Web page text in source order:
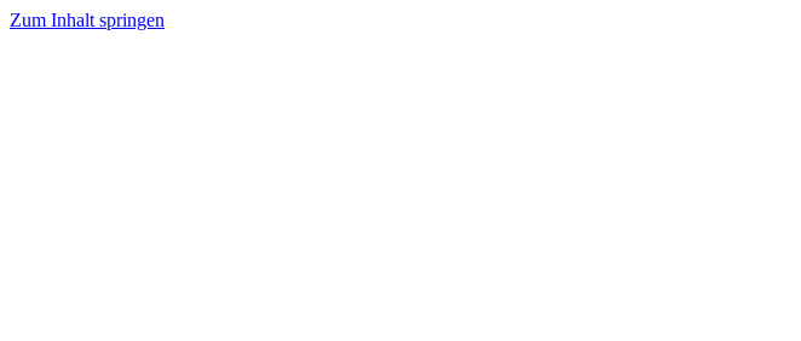
Zum Inhalt springen